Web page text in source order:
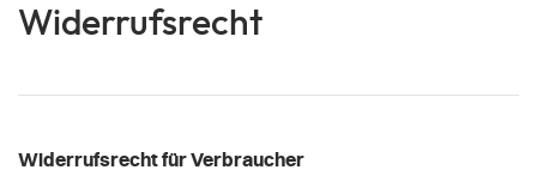
Widerrufs­recht
Widerrufsrecht für Verbraucher